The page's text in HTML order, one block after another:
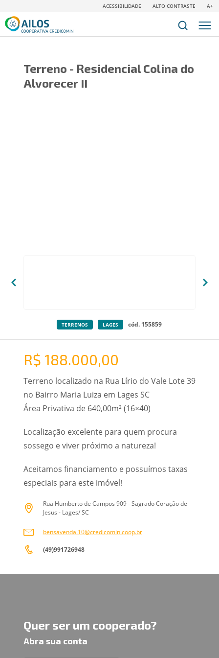
ACESSIBILIDADE ALTO CONTRASTE A+
Terreno - Residencial Colina do
Alvorecer II
TERRENOS LAGES cód. 155859
R$ 188.000,00
Terreno localizado na Rua Lírio do Vale Lote 39
no Bairro Maria Luiza em Lages SC
Área Privativa de 640,00m² (16×40)
Localização excelente para quem procura
sossego e viver próximo a natureza!
Aceitamos financiamento e possuímos taxas
especiais para este imóvel!
Rua Humberto de Campos 909 - Sagrado Coração de
Jesus - Lages/ SC
bensavenda.10@credicomin.coop.br
(49)991726948
Quer ser um cooperado?
Abra sua conta